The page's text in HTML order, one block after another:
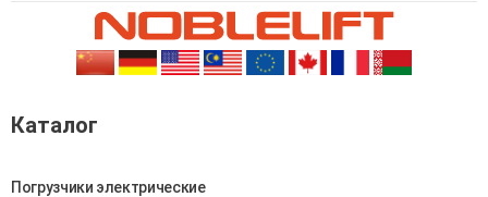
Каталог
Погрузчики электрические